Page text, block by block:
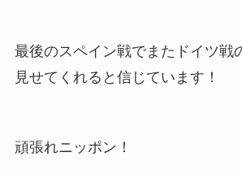
最後のスペイン戦でまたドイツ戦
見せてくれると信じています！
頑張れニッポン！